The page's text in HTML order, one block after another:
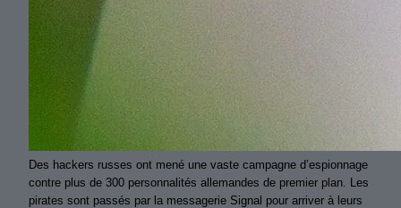
Des hackers russes ont mené une vaste campagne d’espionnage
contre plus de 300 personnalités allemandes de premier plan. Les
pirates sont passés par la messagerie Signal pour arriver à leurs